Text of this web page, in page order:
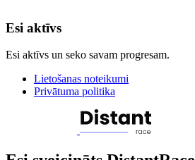
Esi aktīvs
Esi aktīvs un seko savam progresam.
Lietošanas noteikumi
Privātuma politika